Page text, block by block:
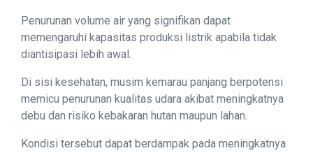
Penurunan volume air yang signifikan dapat
memengaruhi kapasitas produksi listrik apabila tidak
diantisipasi lebih awal.
Di sisi kesehatan, musim kemarau panjang berpotensi
memicu penurunan kualitas udara akibat meningkatnya
debu dan risiko kebakaran hutan maupun lahan.
Kondisi tersebut dapat berdampak pada meningkatnya